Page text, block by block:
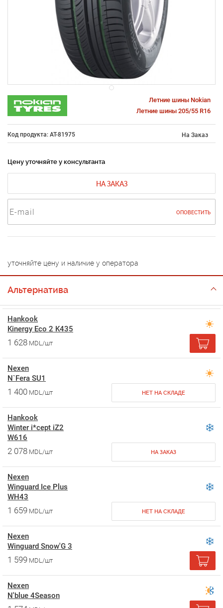
Летние шины Nokian
Летние шины 205/55 R16
Код продукта: AT-81975 На Заказ
Цену уточняйте у консультанта
НА ЗАКАЗ
ОПОВЕСТИТЬ
уточняйте цену и наличие у оператора
Альтернатива
Hankook
Kinergy Eco 2 K435
1 628 MDL/шт
Nexen
N`Fera SU1
1 400 MDL/шт НЕТ НА СКЛАДЕ
Hankook
Winter i*cept iZ2
W616
2 078 MDL/шт НА ЗАКАЗ
Nexen
Winguard Ice Plus
WH43
1 659 MDL/шт НЕТ НА СКЛАДЕ
Nexen
Winguard Snow'G 3
1 599 MDL/шт
Nexen
N'blue 4Season